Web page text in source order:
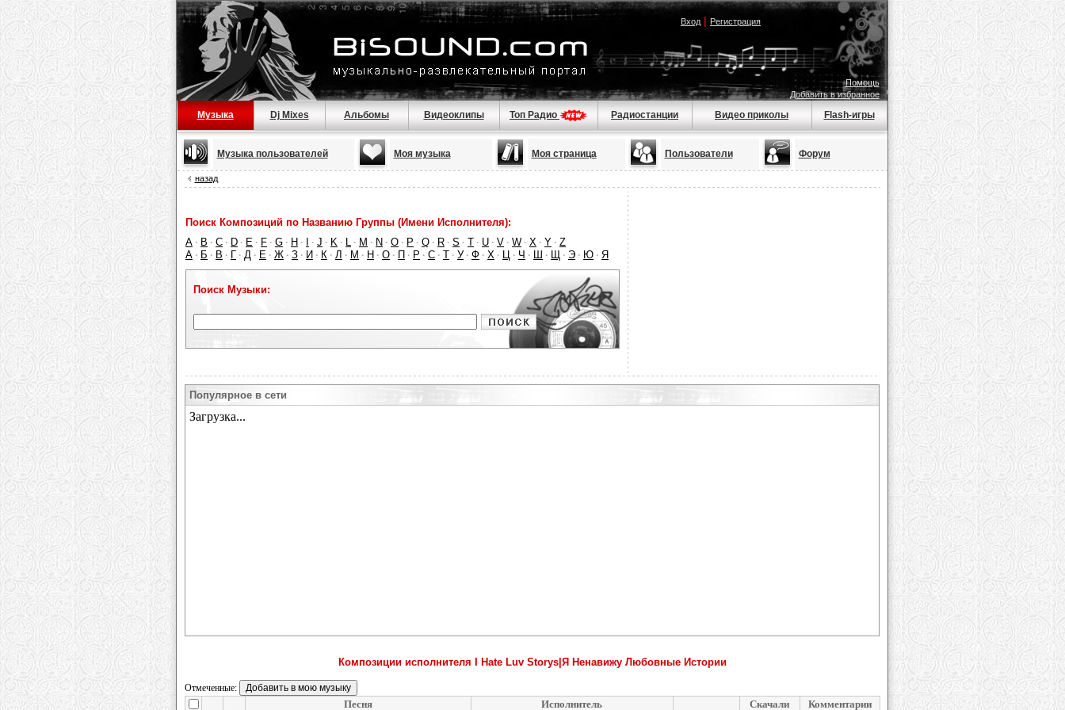
Вход| Регистрация
Помощь
Добавить в избранное
Музыка Dj Mixes Альбомы Видеоклипы Топ Радио Радиостанции Видео приколы Flash-игры
Музыка пользователей Моя музыка Моя страница Пользователи Форум
назад
Поиск Композиций по Названию Группы (Имени Исполнителя):
A · B · C · D · E · F · G · H · · J · K · L · M · N · O · P · Q · R · S · T · U · V · W · X · Y · Z
А · Б · В · Г · Д · Е · Ж · З · И · К · Л · М · Н · О · П · Р · С · Т · У · Ф · Х · Ц · Ч · Ш · Щ · Э · Ю · Я
Поиск Музыки:
Популярное в сети
Композиции исполнителя I Hate Luv Storys|Я Ненавижу Любовные Истории
Отмеченные:
Песня Исполнитель Скачали Комментарии